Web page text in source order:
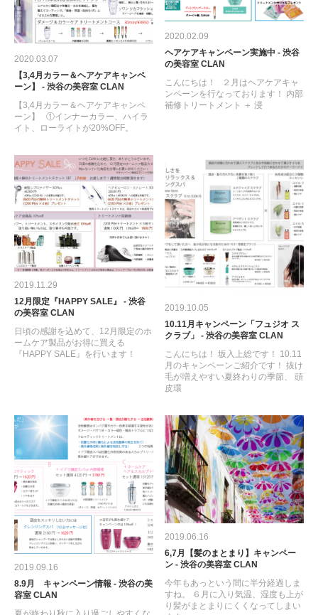
2020.03.07
【3,4月カラー＆ヘアケアキャンペ
ーン】 - 渋谷の美容室 CLAN
【3,4月カラー＆ヘアケアキャンペ
ーン】 ①インナーカラー、ハイラ
イト、ローライトが20%OFF。
2020.02.09
ヘアケアキャンペーン実施中 - 渋谷
の美容室 CLAN
こんにちは！ ２月はヘアケアキャ
ンペーンを行なっております！ 内部
補修トリートメント ＋ 浸
2019.11.29
12月限定『HAPPY SALE』 - 渋谷
の美容室 CLAN
日頃の感謝を込めて、12月限定のホ
ームケア製品がお得に買える
『HAPPY SALE』を行います！
2019.10.05
10.11月キャンペーン「フュジオ ス
クラブ」 - 渋谷の美容室 CLAN
こんにちは！ 坂入上総です！ 10.11
月のキャンペーンご紹介です！ 抜け
毛が増えやすい夏終わりの季節、 頭
皮環
2019.09.16
8.9月 キャンペーン情報 - 渋谷の美
容室 CLAN
2019.06.16
6,7月【髪のまとまり】キャンペー
ン - 渋谷の美容室 CLAN
今年もあっという間に半分経過しま
すね。 ６月に入り気温、湿度も上が
り髪がまとまりにくくなってしまい